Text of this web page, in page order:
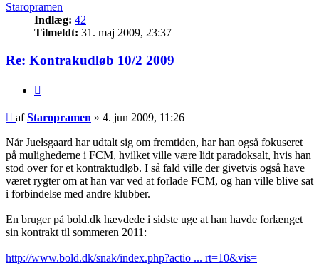
Staropramen
Indlæg: 42
Tilmeldt: 31. maj 2009, 23:37
Re: Kontrakudløb 10/2 2009
Indlæg
afStaropramen » 4. jun 2009, 11:26
Når Juelsgaard har udtalt sig om fremtiden, har han også fokuseret
på mulighederne i FCM, hvilket ville være lidt paradoksalt, hvis han
stod over for et kontraktudløb. I så fald ville der givetvis også have
været rygter om at han var ved at forlade FCM, og han ville blive sat
i forbindelse med andre klubber.
En bruger på bold.dk hævdede i sidste uge at han havde forlænget
sin kontrakt til sommeren 2011:
http://www.bold.dk/snak/index.php?actio ... rt=10&vis=